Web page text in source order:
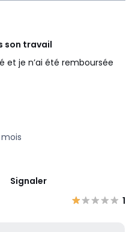
son travail
et je n’ai été remboursée
Signaler
1